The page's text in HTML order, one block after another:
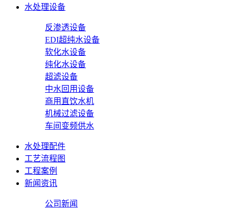
水处理设备
反渗透设备
EDI超纯水设备
软化水设备
纯化水设备
超滤设备
中水回用设备
商用直饮水机
机械过滤设备
车间变频供水
水处理配件
工艺流程图
工程案例
新闻资讯
公司新闻